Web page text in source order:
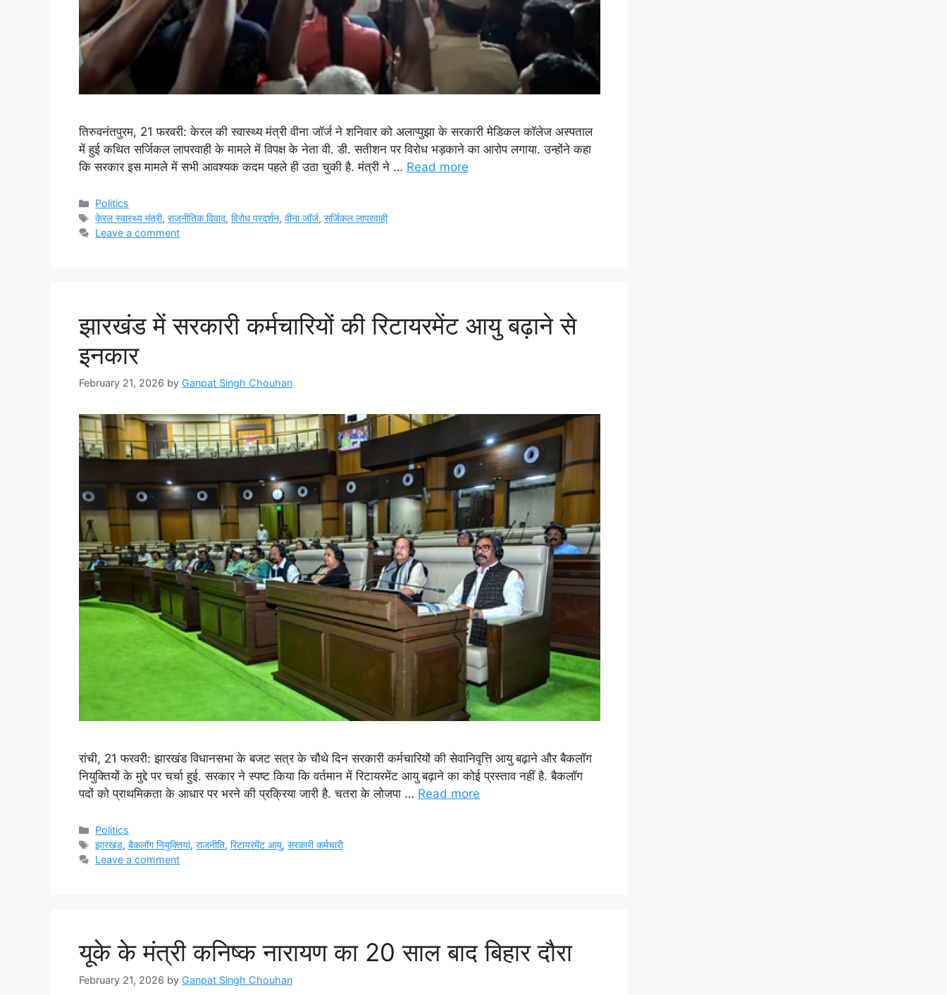
तिरुवनंतपुरम, 21 फरवरी: केरल की स्वास्थ्य मंत्री वीना जॉर्ज ने शनिवार को अलाप्पुझा के सरकारी मेडिकल कॉलेज अस्पताल
में हुई कथित सर्जिकल लापरवाही के मामले में विपक्ष के नेता वी. डी. सतीशन पर विरोध भड़काने का आरोप लगाया. उन्होंने कहा
कि सरकार इस मामले में सभी आवश्यक कदम पहले ही उठा चुकी है. मंत्री ने … Read more
Categories
Politics
Tags
केरल स्वास्थ्य मंत्री,राजनीतिक विवाद,विरोध प्रदर्शन,वीना जॉर्ज,सर्जिकल लापरवाही
Leave a comment
झारखंड में सरकारी कर्मचारियों की रिटायरमेंट आयु बढ़ाने से
इनकार
February 21, 2026 by Ganpat Singh Chouhan
रांची, 21 फरवरी: झारखंड विधानसभा के बजट सत्र के चौथे दिन सरकारी कर्मचारियों की सेवानिवृत्ति आयु बढ़ाने और बैकलॉग
नियुक्तियों के मुद्दे पर चर्चा हुई. सरकार ने स्पष्ट किया कि वर्तमान में रिटायरमेंट आयु बढ़ाने का कोई प्रस्ताव नहीं है. बैकलॉग
पदों को प्राथमिकता के आधार पर भरने की प्रक्रिया जारी है. चतरा के लोजपा … Read more
Categories
Politics
Tags
झारखंड,बैकलॉग नियुक्तियां,राजनीति,रिटायरमेंट आयु,सरकारी कर्मचारी
Leave a comment
यूके के मंत्री कनिष्क नारायण का 20 साल बाद बिहार दौरा
February 21, 2026 by Ganpat Singh Chouhan